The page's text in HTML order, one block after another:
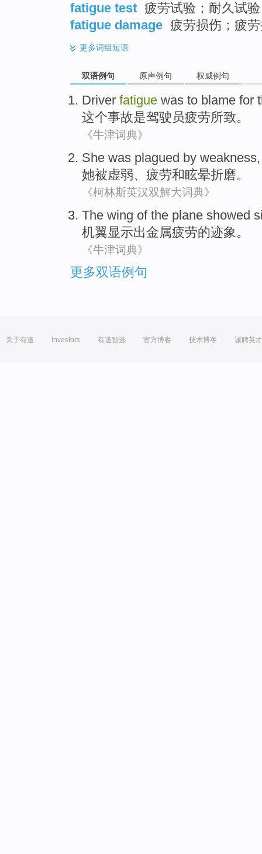
fatigue test 疲劳试验；耐久试验
fatigue damage 疲劳损伤；疲
更多词组短语
双语例句 原声例句 权威例句
Driver fatigue was to blame for
这个事故是驾驶员疲劳所致。
《牛津词典》
She was plagued by weakness
她被虚弱、 疲劳和眩晕折磨。
《柯林斯英汉双解大词典》
The wing of the plane showed
机翼显示出金属疲劳的迹象 。
《牛津词典》
更多双语例句
关于有道 Investors 有道智选 官方博客 技术博客 诚聘英才